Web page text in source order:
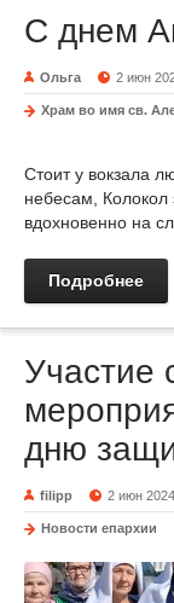
С днем
Ольга 2 июн
Храм во имя св.
Стоит у вокзала
небесам, Колокол
вдохновенно на
Подробнее
Участие
дню
filipp 2 июн 2024
Новости епархии